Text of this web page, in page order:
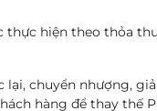
hiện theo thỏa
chuyển nhượng,
hàng để thay thế